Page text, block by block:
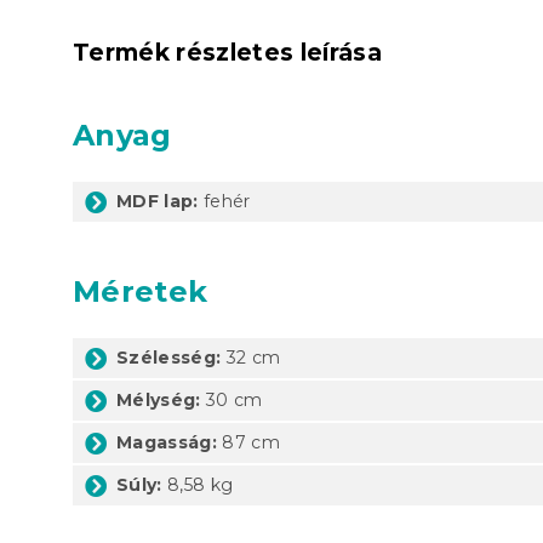
Termék részletes leírása
Anyag
MDF lap: fehér
Méretek
Szélesség: 32 cm
Mélység: 30 cm
Magasság: 87 cm
Súly: 8,58 kg